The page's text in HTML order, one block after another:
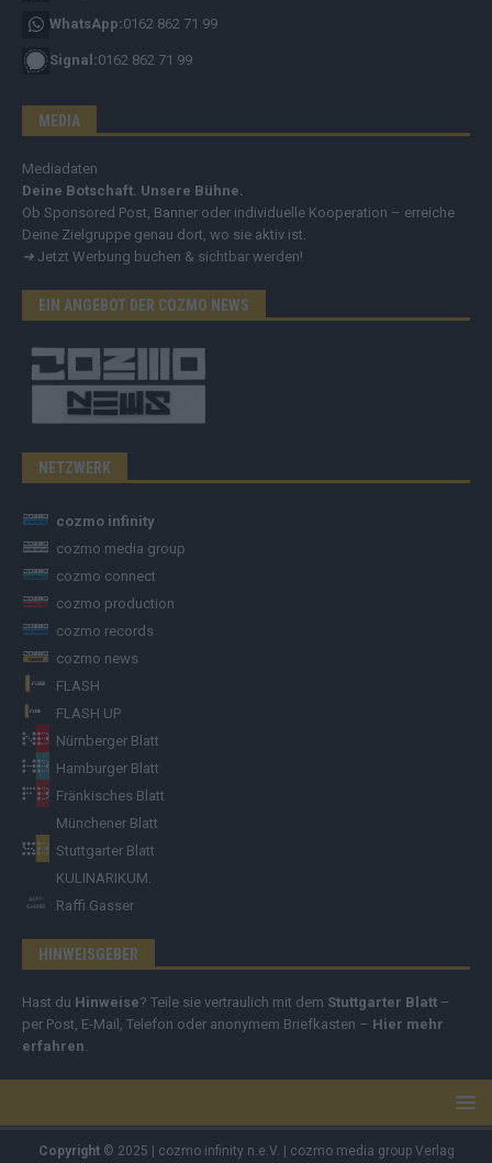
WhatsApp:0162 862 71 99
Signal:0162 862 71 99
MEDIA
Mediadaten
Deine Botschaft. Unsere Bühne.
Ob Sponsored Post, Banner oder individuelle Kooperation – erreiche
Deine Zielgruppe genau dort, wo sie aktiv ist.
➔ Jetzt Werbung buchen & sichtbar werden!
EIN ANGEBOT DER COZMO NEWS
NETZWERK
cozmo infinity
cozmo media group
cozmo connect
cozmo production
cozmo records
cozmo news
FLASH
FLASH UP
Nürnberger Blatt
Hamburger Blatt
Fränkisches Blatt
Münchener Blatt
Stuttgarter Blatt
KULINARIKUM.
Raffi Gasser
HINWEISGEBER
Hast du Hinweise? Teile sie vertraulich mit dem Stuttgarter Blatt –
per Post, E-Mail, Telefon oder anonymem Briefkasten – Hier mehr
erfahren.
Copyright© 2025 | cozmo infinity n.e.V. | cozmo media group Verlag